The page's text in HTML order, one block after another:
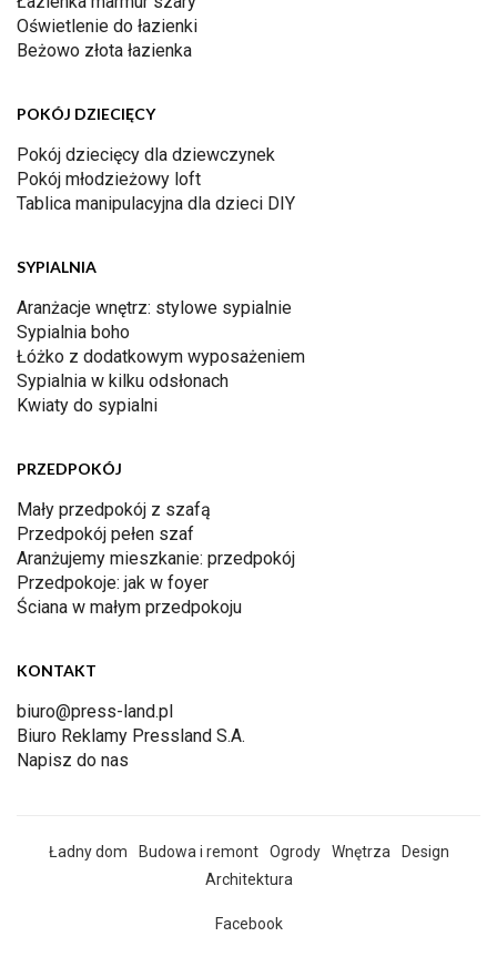
Oświetlenie do łazienki
Beżowo złota łazienka
POKÓJ DZIECIĘCY
Pokój dziecięcy dla dziewczynek
Pokój młodzieżowy loft
Tablica manipulacyjna dla dzieci DIY
SYPIALNIA
Aranżacje wnętrz: stylowe sypialnie
Sypialnia boho
Łóżko z dodatkowym wyposażeniem
Sypialnia w kilku odsłonach
Kwiaty do sypialni
PRZEDPOKÓJ
Mały przedpokój z szafą
Przedpokój pełen szaf
Aranżujemy mieszkanie: przedpokój
Przedpokoje: jak w foyer
Ściana w małym przedpokoju
KONTAKT
biuro@press-land.pl
Biuro Reklamy Pressland S.A.
Napisz do nas
Ładny dom Budowa i remont Ogrody Wnętrza
Design
Architektura
Facebook